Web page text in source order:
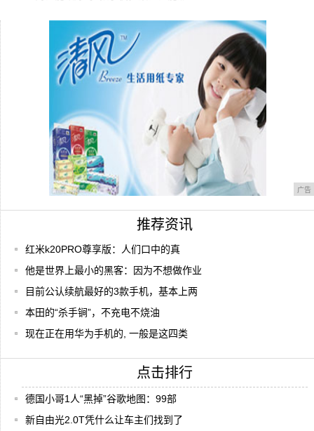
巴菲特最新持仓曝光！持股1.68万亿暴赚44
广告
推荐资讯
红米k20PRO尊享版：人们口中的真
他是世界上最小的黑客：因为不想做作业
目前公认续航最好的3款手机，基本上两
本田的“杀手锏”，不充电不烧油
现在正在用华为手机的, 一般是这四类
点击排行
德国小哥1人“黑掉”谷歌地图：99部
新自由光2.0T凭什么让车主们找到了